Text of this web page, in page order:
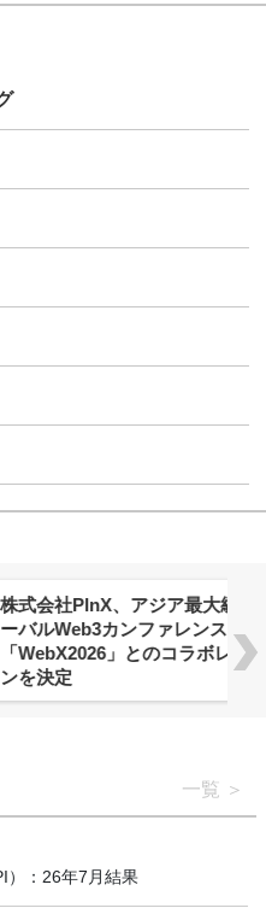
、アジア最大級のグロ
カンファレンス
」とのコラボレーショ
一覧
）：26年7月結果